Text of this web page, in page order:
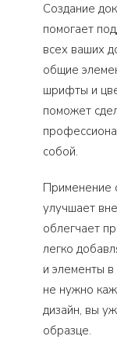
Создание
помогает
всех ваших
общие
шрифты и
поможет
собой.
Применение
улучшает
облегчает
легко
и элементы
не нужно
дизайн, вы
образце.